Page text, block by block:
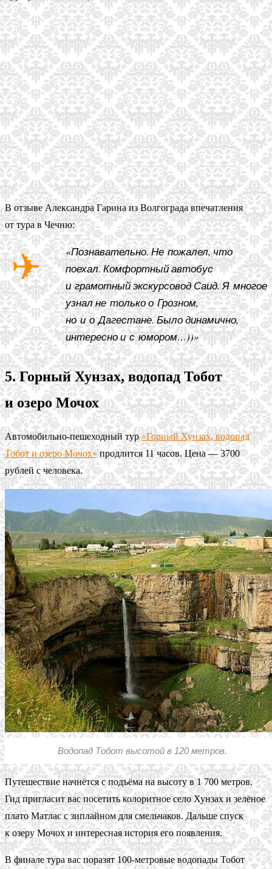
В отзыве Александра Гарина из Волгограда впечатления
от тура в Чечню:
«Познавательно. Не пожалел, что
поехал. Комфортный автобус
и грамотный экскурсовод Саид. Я многое
узнал не только о Грозном,
но и о Дагестане. Было динамично,
интересно и с юмором…))»
5. Горный Хунзах, водопад Тобот
и озеро Мочох
Автомобильно-пешеходный тур«Горный Хунзах, водопад
Тобот и озеро Мочох» продлится 11 часов. Цена — 3700
рублей с человека.
Водопад Тобот высотой в 120 метров.
Путешествие начнётся с подъёма на высоту в 1 700 метров.
Гид пригласит вас посетить колоритное село Хунзах и зелёное
плато Матлас с зиплайном для смельчаков. Дальше спуск
к озеру Мочох и интересная история его появления.
В финале тура вас поразят 100-метровые водопады Тобот